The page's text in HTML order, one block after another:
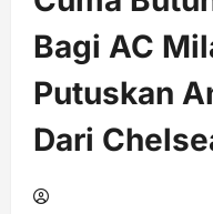
Bagi AC
Putuskan
Dari